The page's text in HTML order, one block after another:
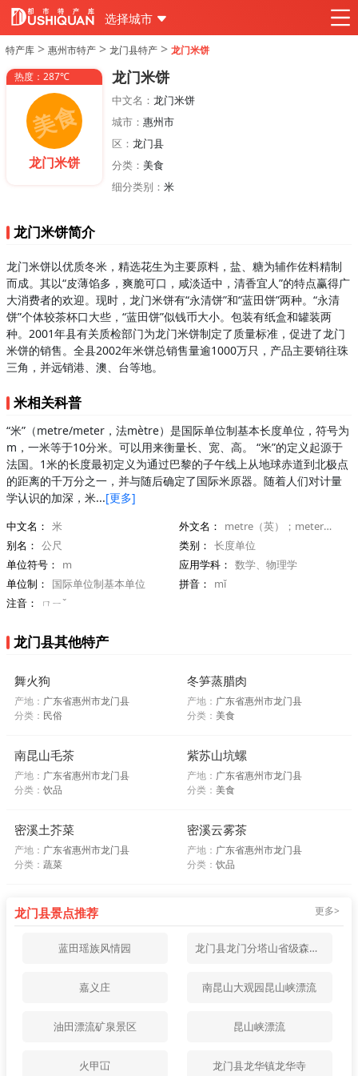
选择城市
特产库 > 惠州市特产 > 龙门县特产 > 龙门米饼
热度：287℃
龙门米饼
龙门米饼
中文名： 龙门米饼
城市： 惠州市
区： 龙门县
分类： 美食
细分类别： 米
龙门米饼简介
龙门米饼以优质冬米，精选花生为主要原料，盐、糖为辅作佐料精制
而成。其以“皮薄馅多，爽脆可口，咸淡适中，清香宜人”的特点赢得广
大消费者的欢迎。现时，龙门米饼有“永清饼”和“蓝田饼”两种。“永清
饼”个体较茶杯口大些，“蓝田饼”似钱币大小。包装有纸盒和罐装两
种。2001年县有关质检部门为龙门米饼制定了质量标准，促进了龙门
米饼的销售。全县2002年米饼总销售量逾1000万只，产品主要销往珠
三角，并远销港、澳、台等地。
米相关科普
“米”（metre/meter，法mètre）是国际单位制基本长度单位，符号为
m，一米等于10分米。可以用来衡量长、宽、高。 “米”的定义起源于
法国。1米的长度最初定义为通过巴黎的子午线上从地球赤道到北极点
的距离的千万分之一，并与随后确定了国际米原器。随着人们对计量
学认识的加深，米...[更多]
中文名： 米 外文名：
metre（英）；meter（美）；mètre（法）
别名： 公尺 类别： 长度单位
单位符号：
m 应用学科： 数学、物理学
单位制：
国际单位制基本单位 拼音：
mǐ
注音：
ㄇㄧˇ
龙门县其他特产
舞火狗
产地： 广东省惠州市龙门县
分类： 民俗
冬笋蒸腊肉
产地： 广东省惠州市龙门县
分类： 美食
南昆山毛茶
产地： 广东省惠州市龙门县
分类： 饮品
紫苏山坑螺
产地： 广东省惠州市龙门县
分类： 美食
密溪土芥菜
产地： 广东省惠州市龙门县
分类： 蔬菜
密溪云雾茶
产地： 广东省惠州市龙门县
分类： 饮品
龙门县景点推荐 更多>
蓝田瑶族风情园 龙门县龙门分塔山省级森林公园
嘉义庄 南昆山大观园昆山峡漂流
油田漂流矿泉景区 昆山峡漂流
火甲冚 龙门县龙华镇龙华寺